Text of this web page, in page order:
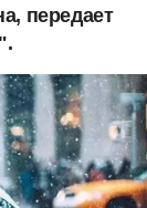
передает